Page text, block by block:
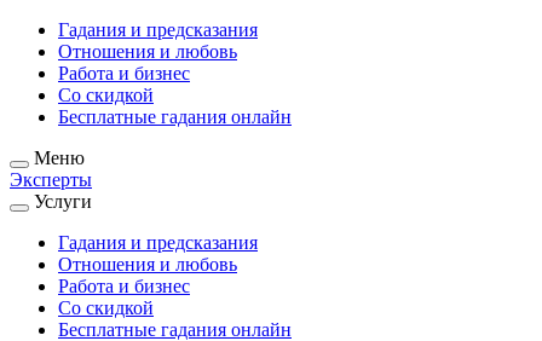
Гадания и предсказания
Отношения и любовь
Работа и бизнес
Со скидкой
Бесплатные гадания онлайн
Меню
Эксперты
Услуги
Гадания и предсказания
Отношения и любовь
Работа и бизнес
Со скидкой
Бесплатные гадания онлайн